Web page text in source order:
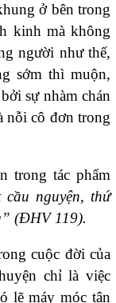
ở bên trong
kinh mà không
người như thế,
sớm thì muộn,
sự nhàm chán
nỗi cô đơn trong
trong tác phẩm
cầu nguyện, thứ
(ĐHV 119).
cuộc đời của
chỉ là việc
lẽ máy móc tân